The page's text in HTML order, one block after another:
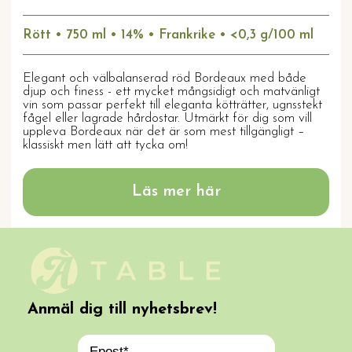
Rött • 750 ml • 14% • Frankrike • <0,3 g/100 ml
Elegant och välbalanserad röd Bordeaux med både
djup och finess - ett mycket mångsidigt och matvänligt
vin som passar perfekt till eleganta kötträtter, ugnsstekt
fågel eller lagrade hårdostar. Utmärkt för dig som vill
uppleva Bordeaux när det är som mest tillgängligt –
klassiskt men lätt att tycka om!
Läs mer här
Anmäl dig till nyhetsbrev!